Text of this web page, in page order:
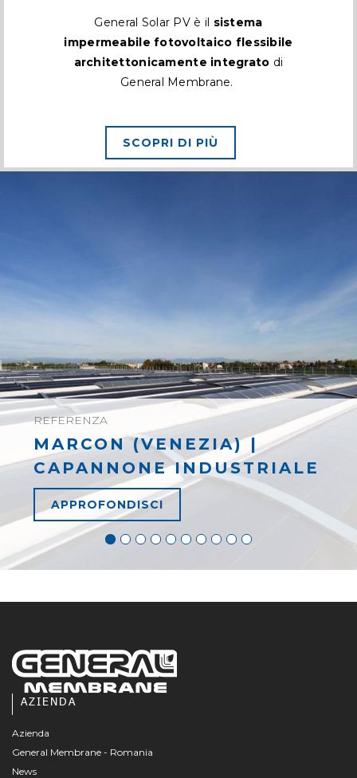
General Solar PV è il sistema
impermeabile fotovoltaico flessibile
architettonicamente integrato di
General Membrane.
SCOPRI DI PIÙ
REFERENZA
MARCON (VENEZIA) |
CAPANNONE INDUSTRIALE
APPROFONDISCI
AZIENDA
Azienda
General Membrane - Romania
News